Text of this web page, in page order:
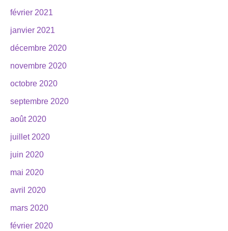
février 2021
janvier 2021
décembre 2020
novembre 2020
octobre 2020
septembre 2020
août 2020
juillet 2020
juin 2020
mai 2020
avril 2020
mars 2020
février 2020